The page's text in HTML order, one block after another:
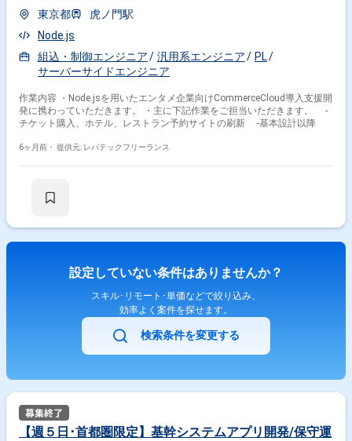
東京都
虎ノ門駅
Node.js
組込・制御エンジニア
汎用系エンジニア
PL
サーバーサイドエンジニア
作業内容 ・Node.jsを用いたエンタメ企業向けCommerceCloud導入支援開
発に携わっていただきます。 ・主に下記作業をご担当いただきます。 -
チケット購入、ホテル、レストラン予約サイトの刷新 -基本設計以降
6ヶ月前・ 提供元: レバテックフリーランス
設定していない条件はありませんか？
スキル･リモート･単価などで絞り込み、
効率よく案件を探せます。
検索条件を変更する
【週５日･首都圏限定】基幹システムアプリ開発/保守運